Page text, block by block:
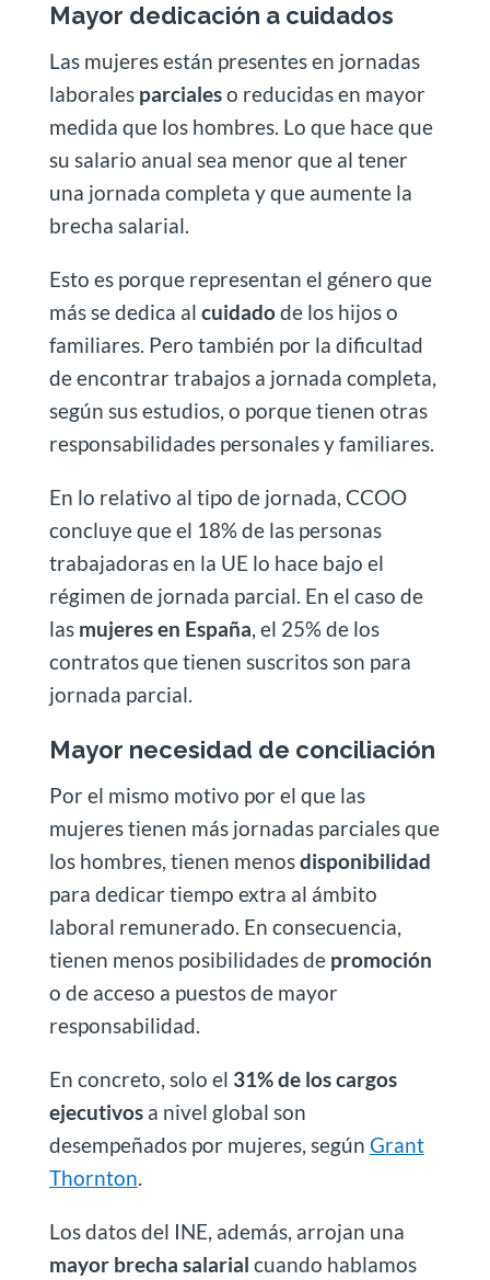
Mayor dedicación a cuidados
Las mujeres están presentes en jornadas
laborales parcialeso reducidas en mayor
medida que los hombres. Lo que hace que
su salario anual sea menor que al tener
una jornada completa y que aumente la
brecha salarial.
Esto es porque representan el género que
más se dedica al cuidadode los hijos o
familiares. Pero también por la dificultad
de encontrar trabajos a jornada completa,
según sus estudios, o porque tienen otras
responsabilidades personales y familiares.
En lo relativo al tipo de jornada, CCOO
concluye que el 18% de las personas
trabajadoras en la UE lo hace bajo el
régimen de jornada parcial. En el caso de
las mujeres en España, el 25% de los
contratos que tienen suscritos son para
jornada parcial.
Mayor necesidad de conciliación
Por el mismo motivo por el que las
mujeres tienen más jornadas parciales que
los hombres, tienen menosdisponibilidad
para dedicar tiempo extra al ámbito
laboral remunerado. En consecuencia,
tienen menos posibilidades de promoción
o de acceso a puestos de mayor
responsabilidad.
En concreto, solo el 31% de los cargos
ejecutivosa nivel global son
desempeñados por mujeres, según Grant
Thornton.
Los datos del INE, además, arrojan una
mayor brecha salarial cuando hablamos